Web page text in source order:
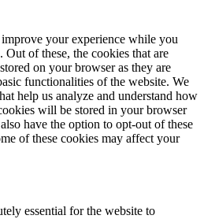
your experience while you
of these, the cookies that are
on your browser as they are
functionalities of the website. We
help us analyze and understand how
will be stored in your browser
have the option to opt-out of these
of these cookies may affect your
essential for the website to